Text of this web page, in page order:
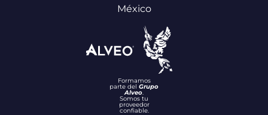
México
Formamos
parte del Grupo
Alveo.
Somos tu
proveedor
confiable.